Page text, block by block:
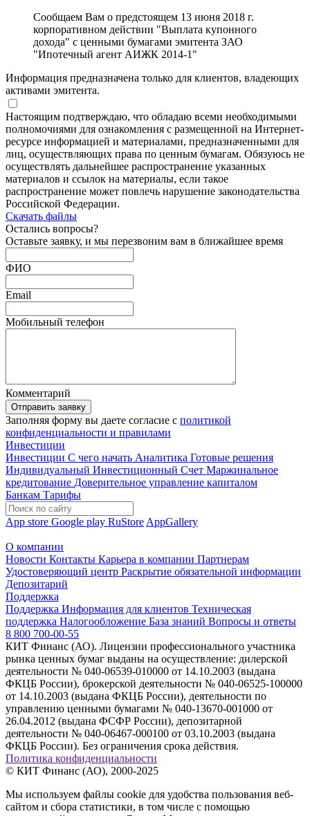
Сообщаем Вам о предстоящем 13 июня 2018 г.
корпоративном действии "Выплата купонного
дохода" с ценными бумагами эмитента ЗАО
"Ипотечный агент АИЖК 2014-1"
Информация предназначена только для клиентов, владеющих
активами эмитента.
Настоящим подтверждаю, что обладаю всеми необходимыми
полномочиями для ознакомления с размещенной на Интернет-
ресурсе информацией и материалами, предназначенными для
лиц, осуществляющих права по ценным бумагам. Обязуюсь не
осуществлять дальнейшее распространение указанных
материалов и ссылок на материалы, если такое
распространение может повлечь нарушение законодательства
Российской Федерации.
Скачать файлы
Остались вопросы?
Оставьте заявку, и мы перезвоним вам в ближайшее время
ФИО
Email
Мобильный телефон
Комментарий
Отправить заявку
Заполняя форму вы даете согласие с политикой
конфиденциальности и правилами
Инвестиции
Инвестиции С чего начать Аналитика Готовые решения
Индивидуальный Инвестиционный Счет Маржинальное
кредитование Доверительное управление капиталом
Банкам Тарифы
App store Google play RuStore AppGallery
О компании
Новости Контакты Карьера в компании Партнерам
Удостоверяющий центр Раскрытие обязательной информации
Депозитарий
Поддержка
Поддержка Информация для клиентов Техническая
поддержка Налогообложение База знаний Вопросы и ответы
8 800 700-00-55
КИТ Финанс (АО). Лицензии профессионального участника
рынка ценных бумаг выданы на осуществление: дилерской
деятельности № 040-06539-010000 от 14.10.2003 (выдана
ФКЦБ России), брокерской деятельности № 040-06525-100000
от 14.10.2003 (выдана ФКЦБ России), деятельности по
управлению ценными бумагами № 040-13670-001000 от
26.04.2012 (выдана ФСФР России), депозитарной
деятельности № 040-06467-000100 от 03.10.2003 (выдана
ФКЦБ России). Без ограничения срока действия.
Политика конфиденциальности
© КИТ Финанс (АО), 2000-2025
Мы используем файлы cookie для удобства пользования веб-
сайтом и сбора статистики, в том числе с помощью